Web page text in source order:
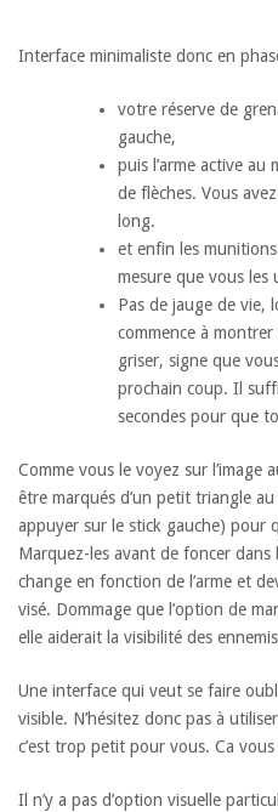
Interface minimaliste donc en
votre réserve de
gauche,
puis l’arme active au
de flèches. Vous
long.
et enfin les
mesure que vous les
Pas de jauge de vie,
commence à
griser, signe que
prochain coup. Il
secondes pour que
Comme vous le voyez sur l’image
être marqués d’un petit triangle
appuyer sur le stick gauche) pour
Marquez-les avant de foncer dans
change en fonction de l’arme et
visé. Dommage que l’option de
elle aiderait la visibilité des
Une interface qui veut se faire
visible. N’hésitez donc pas à
c’est trop petit pour vous. Ca
Il n’y a pas d’option visuelle